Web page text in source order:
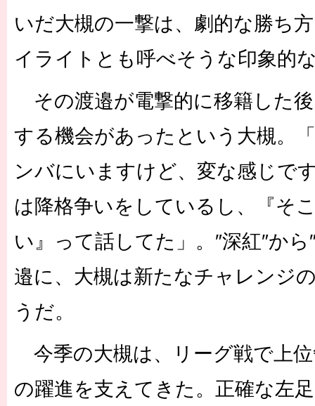
いだ大槻の一撃は、劇的な勝ち
イライトとも呼べそうな印象的
その渡邉が電撃的に移籍した
する機会があったという大槻。
ンバにいますけど、変な感じで
は降格争いをしているし、『そ
い』って話してた」。″深紅″か
邉に、大槻は新たなチャレンジ
うだ。
今季の大槻は、リーグ戦で上
の躍進を支えてきた。正確な左